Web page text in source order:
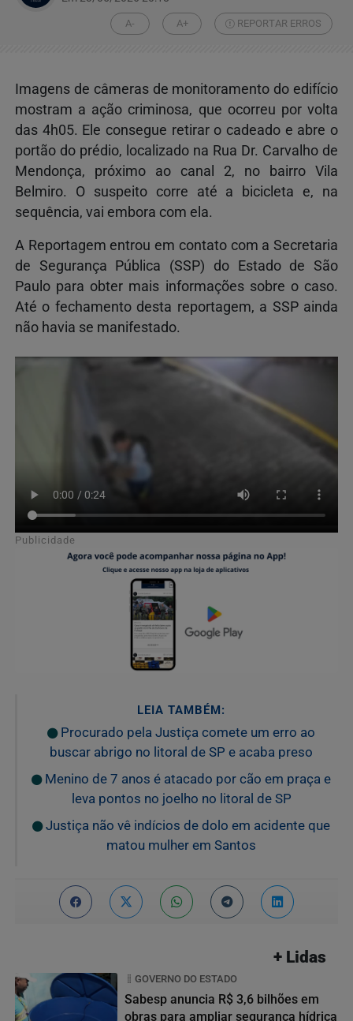
A- A+ REPORTAR ERROS
Imagens de câmeras de monitoramento do edifício
mostram a ação criminosa, que ocorreu por volta
das 4h05. Ele consegue retirar o cadeado e abre o
portão do prédio, localizado na Rua Dr. Carvalho de
Mendonça, próximo ao canal 2, no bairro Vila
Belmiro. O suspeito corre até a bicicleta e, na
sequência, vai embora com ela.
A Reportagem entrou em contato com a Secretaria
de Segurança Pública (SSP) do Estado de São
Paulo para obter mais informações sobre o caso.
Até o fechamento desta reportagem, a SSP ainda
não havia se manifestado.
Publicidade
LEIA TAMBÉM:
Procurado pela Justiça comete um erro ao
buscar abrigo no litoral de SP e acaba preso
Menino de 7 anos é atacado por cão em praça e
leva pontos no joelho no litoral de SP
Justiça não vê indícios de dolo em acidente que
matou mulher em Santos
+ Lidas
GOVERNO DO ESTADO
Sabesp anuncia R$ 3,6 bilhões em
obras para ampliar segurança hídrica